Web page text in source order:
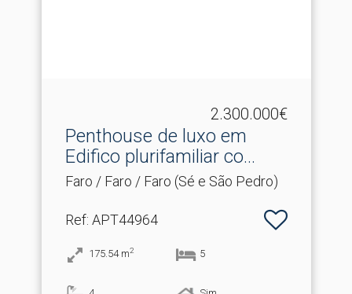
2.300.000€
Penthouse de luxo em
Edifico plurifamiliar co.​..
Faro / Faro / Faro (Sé e São Pedro)
Ref: APT44964
175.54 m2 5